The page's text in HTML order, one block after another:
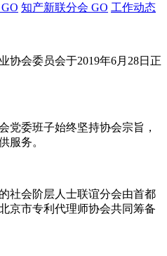
GO 知产新联分会 GO 工作动态
协会委员会于2019年6月28日正
党委班子始终坚持协会宗旨，
服务。
社会阶层人士联谊分会由首都
京市专利代理师协会共同筹备